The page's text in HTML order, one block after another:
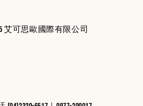
艾可思歐國際有限公司